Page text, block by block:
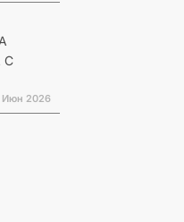
С
Июн 2026